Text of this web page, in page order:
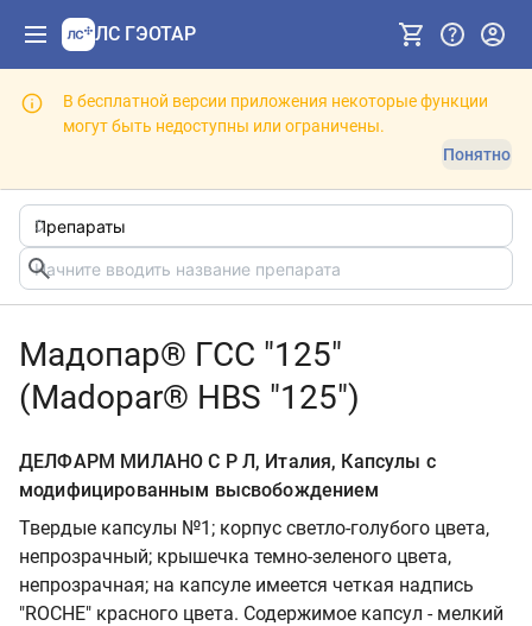
ЛС ГЭОТАР
В бесплатной версии приложения некоторые функции
могут быть недоступны или ограничены.
Понятно
Мадопар® ГСС "125"
(Madopar® HBS "125")
ДЕЛФАРМ МИЛАНО С Р Л, Италия, Капсулы с
модифицированным высвобождением
Твердые капсулы №1; корпус светло-голубого цвета,
непрозрачный; крышечка темно-зеленого цвета,
непрозрачная; на капсуле имеется четкая надпись
"ROCHE" красного цвета. Содержимое капсул - мелкий